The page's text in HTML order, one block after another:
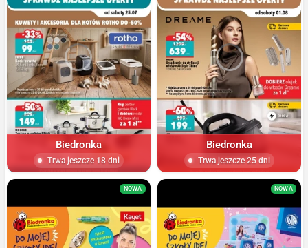
Biedronka
Trwa jeszcze 18 dni
Biedronka
Trwa jeszcze 25 dni
NOWA NOWA